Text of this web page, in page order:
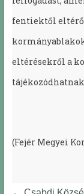
fentiektől eltérő
eltérésekről a
(Fejér Megyei